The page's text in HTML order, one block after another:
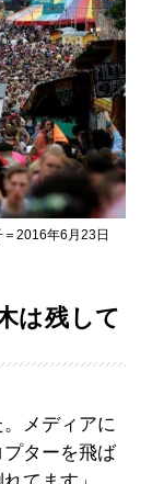
2016年6月23日
は残して
メディアに
ターを飛ば